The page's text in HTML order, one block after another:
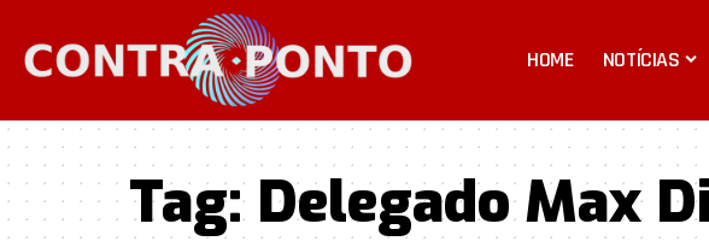
HOME NOTÍCIAS
Tag: Delegado Max